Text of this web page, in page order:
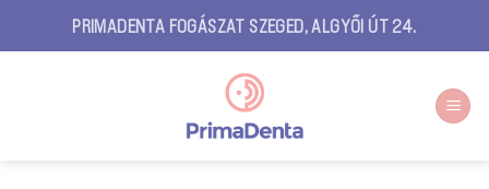
PRIMADENTA FOGÁSZAT SZEGED, ALGYŐI ÚT 24.